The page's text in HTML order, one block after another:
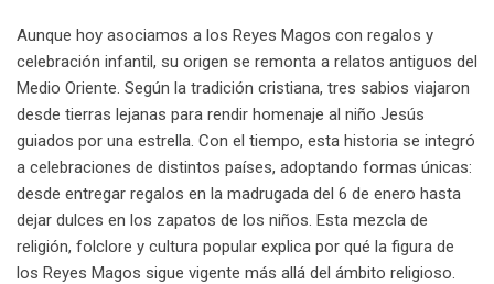
Aunque hoy asociamos a los Reyes Magos con regalos y
celebración infantil, su origen se remonta a relatos antiguos del
Medio Oriente. Según la tradición cristiana, tres sabios viajaron
desde tierras lejanas para rendir homenaje al niño Jesús
guiados por una estrella. Con el tiempo, esta historia se integró
a celebraciones de distintos países, adoptando formas únicas:
desde entregar regalos en la madrugada del 6 de enero hasta
dejar dulces en los zapatos de los niños. Esta mezcla de
religión, folclore y cultura popular explica por qué la figura de
los Reyes Magos sigue vigente más allá del ámbito religioso.